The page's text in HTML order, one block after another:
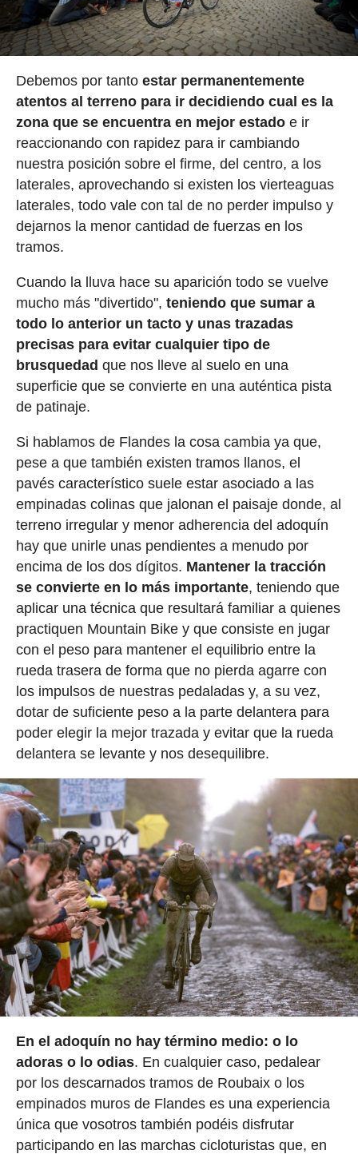
Debemos por tanto estar permanentemente
atentos al terreno para ir decidiendo cual es la
zona que se encuentra en mejor estadoe ir
reaccionando con rapidez para ir cambiando
nuestra posición sobre el firme, del centro, a los
laterales, aprovechando si existen los vierteaguas
laterales, todo vale con tal de no perder impulso y
dejarnos la menor cantidad de fuerzas en los
tramos.
Cuando la lluva hace su aparición todo se vuelve
mucho más "divertido", teniendo que sumar a
todo lo anterior un tacto y unas trazadas
precisas para evitar cualquier tipo de
brusquedad que nos lleve al suelo en una
superficie que se convierte en una auténtica pista
de patinaje.
Si hablamos de Flandes la cosa cambia ya que,
pese a que también existen tramos llanos, el
pavés característico suele estar asociado a las
empinadas colinas que jalonan el paisaje donde, al
terreno irregular y menor adherencia del adoquín
hay que unirle unas pendientes a menudo por
encima de los dos dígitos. Mantener la tracción
se convierte en lo más importante, teniendo que
aplicar una técnica que resultará familiar a quienes
practiquen Mountain Bike y que consiste en jugar
con el peso para mantener el equilibrio entre la
rueda trasera de forma que no pierda agarre con
los impulsos de nuestras pedaladas y, a su vez,
dotar de suficiente peso a la parte delantera para
poder elegir la mejor trazada y evitar que la rueda
delantera se levante y nos desequilibre.
En el adoquín no hay término medio: o lo
adoras o lo odias. En cualquier caso, pedalear
por los descarnados tramos de Roubaix o los
empinados muros de Flandes es una experiencia
única que vosotros también podéis disfrutar
participando en las marchas cicloturistas que, en